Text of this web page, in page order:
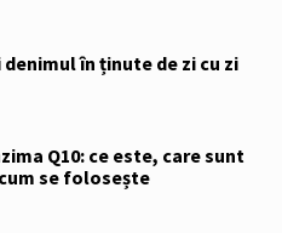
în ținute de zi cu zi
Q10: ce este, care sunt
se folosește